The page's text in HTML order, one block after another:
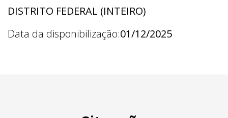
DISTRITO FEDERAL (INTEIRO)
Data da disponibilização:01/12/2025